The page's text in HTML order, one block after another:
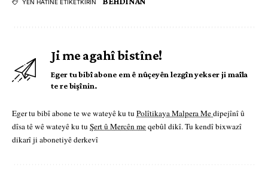
YÊN HATINE ÊTÎKETKIRIN
Ji me agahî bistîne!
Eger tu bibî abone em ê nûçeyên lezgîn yekser ji maîla
te re bişînin.
Eger tu bibî abone te we wateyê ku tu Polîtikaya Malpera Medipejînî û
dîsa tê wê wateyê ku tu Şert û Mercên meqebûl dikî. Tu kendî bixwazî
dikarî ji abonetiyê derkevî